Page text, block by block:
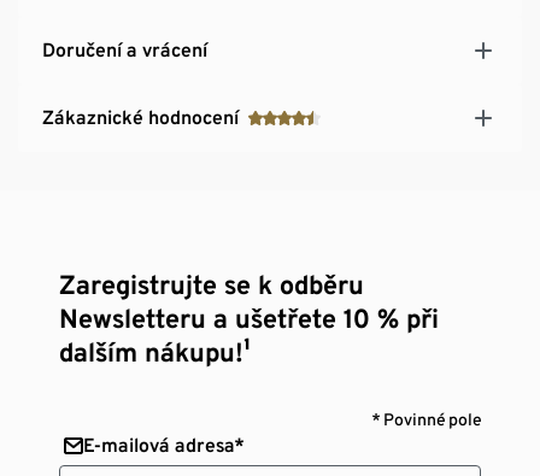
Doručení a vrácení
Zákaznické hodnocení
Zaregistrujte se k odběru
Newsletteru a ušetřete 10 % při
dalším nákupu!¹
* Povinné pole
E-mailová adresa*